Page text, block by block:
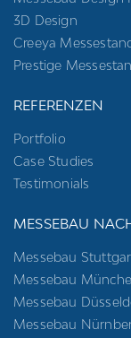
3D Design
Creeya
Prestige
REFERENZEN
Portfolio
Case Studies
Testimonials
MESSEBAU
Messebau
Messebau
Messebau
Messebau